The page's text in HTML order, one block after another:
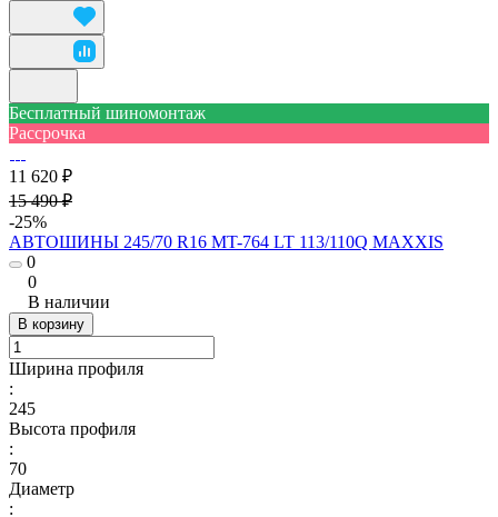
Бесплатный шиномонтаж
Рассрочка
11 620 ₽
15 490 ₽
-25%
АВТОШИНЫ 245/70 R16 MT-764 LT 113/110Q MAXXIS
0
0
В наличии
В корзину
Ширина профиля
:
245
Высота профиля
:
70
Диаметр
: